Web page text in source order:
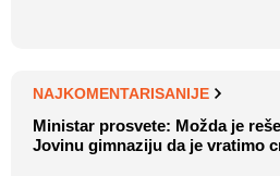
NAJKOMENTARISANIJE
Ministar prosvete: Možda je
Jovinu gimnaziju da je vratimo